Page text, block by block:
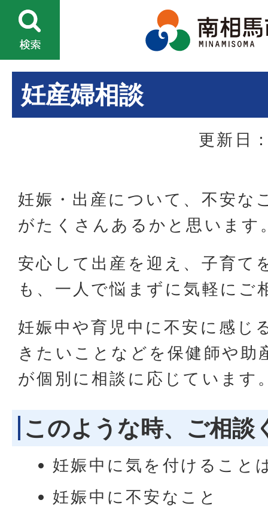
妊産婦相談
更新日
妊娠・出産について、不安な
がたくさんあるかと思います
安心して出産を迎え、子育て
も、一人で悩まずに気軽にご
妊娠中や育児中に不安に感じ
きたいことなどを保健師や助
が個別に相談に応じています
このような時、ご相談
妊娠中に気を付けること
妊娠中に不安なこと